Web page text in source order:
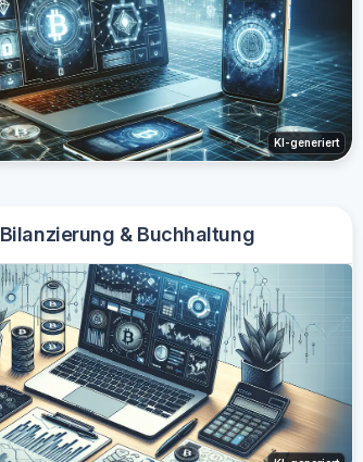
KI-generiert
Bilanzierung & Buchhaltung